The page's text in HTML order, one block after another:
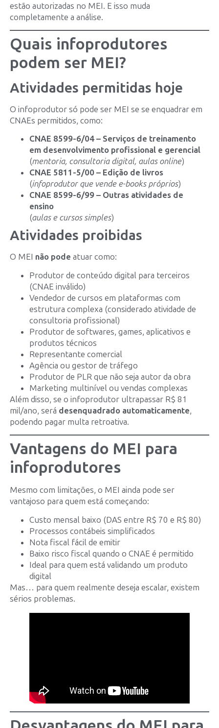
estão autorizadas no MEI. E isso muda
completamente a análise.
Quais infoprodutores
podem ser MEI?
Atividades permitidas hoje
O infoprodutor só pode ser MEI se se enquadrar em
CNAEs permitidos, como:
CNAE 8599-6/04 – Serviços de treinamento
em desenvolvimento profissional e gerencial
(mentoria, consultoria digital, aulas online)
CNAE 5811-5/00 – Edição de livros
(infoprodutor que vende e-books próprios)
CNAE 8599-6/99 – Outras atividades de
ensino
(aulas e cursos simples)
Atividades proibidas
O MEI não pode atuar como:
Produtor de conteúdo digital para terceiros
(CNAE inválido)
Vendedor de cursos em plataformas com
estrutura complexa (considerado atividade de
consultoria profissional)
Produtor de softwares, games, aplicativos e
produtos técnicos
Representante comercial
Agência ou gestor de tráfego
Produtor de PLR que não seja autor da obra
Marketing multinível ou vendas complexas
Além disso, se o infoprodutor ultrapassar R$ 81
mil/ano, será desenquadrado automaticamente,
podendo pagar multa retroativa.
Vantagens do MEI para
infoprodutores
Mesmo com limitações, o MEI ainda pode ser
vantajoso para quem está começando:
Custo mensal baixo (DAS entre R$ 70 e R$ 80)
Processos contábeis simplificados
Nota fiscal fácil de emitir
Baixo risco fiscal quando o CNAE é permitido
Ideal para quem está validando um produto
digital
Mas… para quem realmente deseja escalar, existem
sérios problemas.